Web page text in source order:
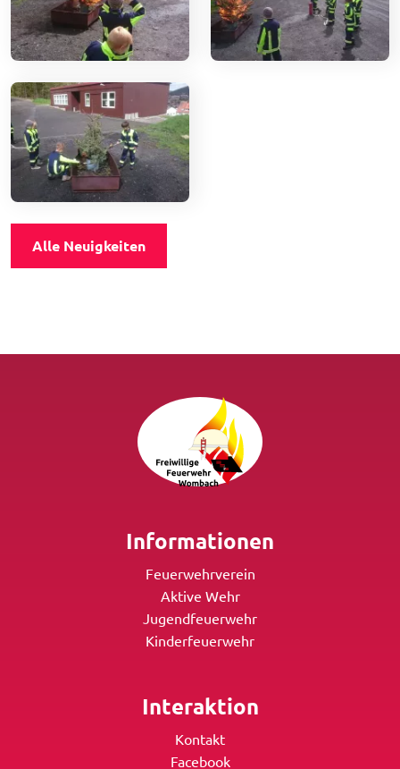
Alle Neuigkeiten
Informationen
Feuerwehrverein
Aktive Wehr
Jugendfeuerwehr
Kinderfeuerwehr
Interaktion
Kontakt
Facebook